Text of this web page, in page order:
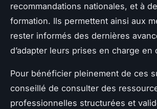
recommandations nationales, et à
formation. Ils permettent ainsi aux
rester informés des dernières
d’adapter leurs prises en charge en
Pour bénéficier pleinement de ces
conseillé de consulter des
professionnelles structurées et